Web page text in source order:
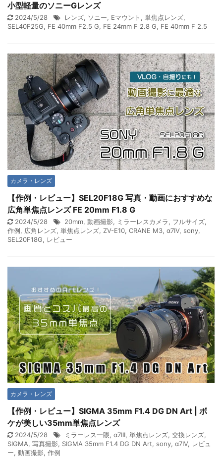
小型軽量のソニーGレンズ
2024/5/28 レンズ, ソニー, Eマウント , 単焦点レンズ,
SEL40F25G, FE 40mm F2.5 G, FE 24mm F 2.8 G, FE 40mm F 2.5
カメラ・レンズ
【作例・レビュー】SEL20F18G 写真・動画におすすめな
広角単焦点レンズ FE 20mm F1.8 G
2024/5/28 20mm, 動画撮影, ミラーレスカメラ, フルサイズ,
作例, 広角レンズ, 単焦点レンズ, ZV-E10, CRANE M3, α7IV, sony,
SEL20F18G, レビュー
カメラ・レンズ
【作例・レビュー】SIGMA 35mm F1.4 DG DN Art | ボ
ケが美しい35mm単焦点レンズ
2024/5/28 ミラーレス一眼, α7III, 単焦点レンズ, 交換レンズ,
SIGMA, 写真撮影, SIGMA 35mm F1.4 DG DN Art, sony, α7IV, レビュ
ー, 動画撮影, 作例